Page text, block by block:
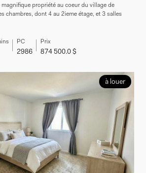
magnifique propriété au coeur du village de
chambres, dont 4 au 2ieme étage, et 3 salles
PC
2986
Prix
874 500.0 $
à louer